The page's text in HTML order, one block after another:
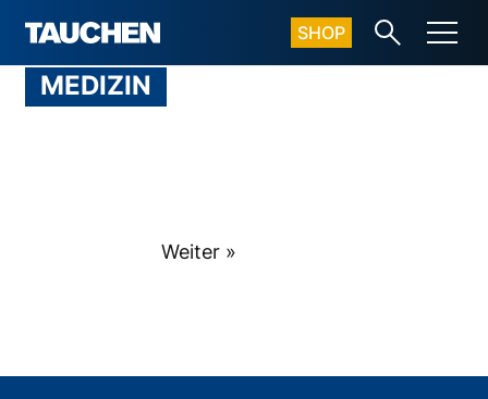
SHOP
MEDIZIN
Weiter »